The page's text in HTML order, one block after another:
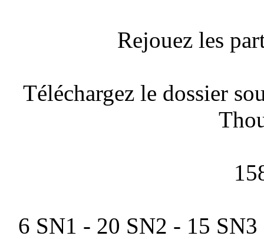
Rejouez les
Téléchargez le dossier
6 SN1 - 20 SN2 - 15